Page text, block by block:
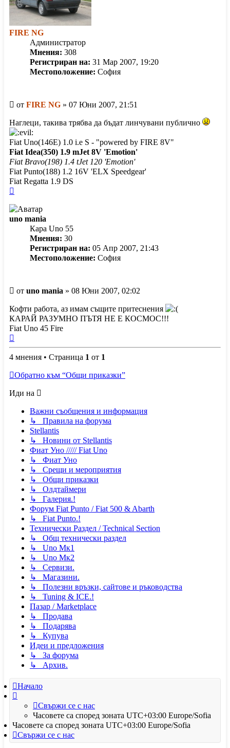
FIRE NG
Администратор
Мнения: 308
Регистриран на: 31 Мар 2007, 19:20
Местоположение: София
Мнение
от FIRE NG » 07 Юни 2007, 21:51
Наглеци, такива трябва да бъдат линчувани публично
Fiat Uno(146E) 1.0 i.e S - "powered by FIRE 8V"
Fiat Idea(350) 1.9 mJet 8V 'Emotion'
Fiat Bravo(198) 1.4 tJet 120 'Emotion'
Fiat Punto(188) 1.2 16V 'ELX Speedgear'
Fiat Regatta 1.9 DS
в
началото
uno mania
Кара Uno 55
Мнения: 30
Регистриран на: 05 Апр 2007, 21:43
Местоположение: София
Мнение
от uno mania » 08 Юни 2007, 02:02
Кофти работа, аз имам същите притеснения
КАРАЙ РАЗУМНО ПЪТЯ НЕ Е КОСМОС!!!
Fiat Uno 45 Fire
се
в
4 мнения • Страница 1 от 1
Обратно към “Общи приказки”
Иди на
Важни съобщения и информация
↳ Правила на форума
Stellantis
↳ Новини от Stellantis
Фиат Уно ///// Fiat Uno
↳ Фиат Уно
↳ Срещи и мероприятия
↳ Общи приказки
↳ Олдтаймери
↳ Галерия.!
Форум Fiat Punto / Fiat 500 & Abarth
↳ Fiat Punto.!
Технически Раздел / Technical Section
↳ Общ технически раздел
↳ Uno Мк1
↳ Uno Мк2
↳ Сервизи.
↳ Магазини.
↳ Полезни връзки, сайтове и ръководства
↳ Tuning & ICE.!
Пазар / Marketplace
↳ Продава
↳ Подарява
↳ Купува
Идеи и предложения
↳ За форума
↳ Архив.
Начало
Свържи се с нас
Часовете са според зоната UTC+03:00 Europe/Sofia
Часовете са според зоната UTC+03:00 Europe/Sofia
Свържи се с нас